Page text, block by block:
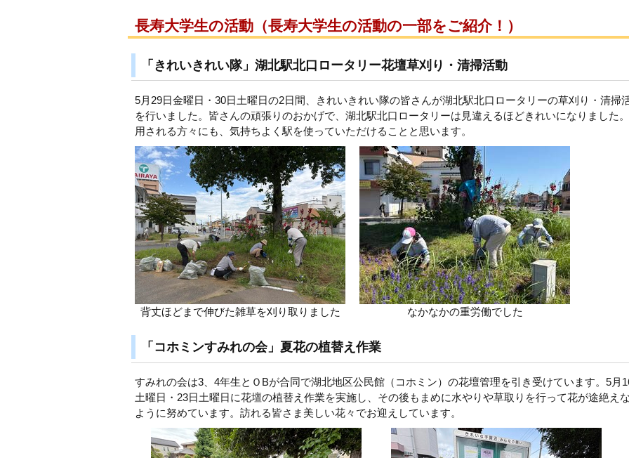
長寿大学生の活動 （長寿大学生の活動の一部をご紹介！）
「きれいきれい隊」湖北駅北口ロータリー花壇草刈り・清掃活動
5月29日金曜日・30日土曜日の2日間、きれいきれい隊の皆さんが湖北駅北口ロータリーの草刈り・清掃
を行いました。皆さんの頑張りのおかげで、湖北駅北口ロータリーは見違えるほどきれいになりました
用される方々にも、気持ちよく駅を使っていただけることと思います。
背丈ほどまで伸びた雑草を刈り取りました なかなかの重労働でした
「コホミンすみれの会」夏花の植替え作業
すみれの会は3、4年生とＯBが合同で湖北地区公民館（コホミン）の花壇管理を引き受けています。5月
土曜日・23日土曜日に花壇の植替え作業を実施し、その後もまめに水やりや草取りを行って花が途絶え
ように努めています。訪れる皆さま美しい花々でお迎えしています。